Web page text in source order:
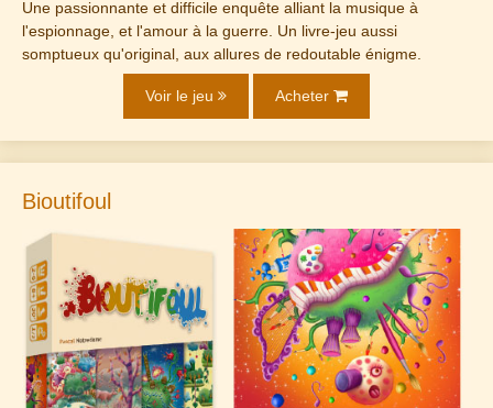
Une passionnante et difficile enquête alliant la musique à
l'espionnage, et l'amour à la guerre. Un livre-jeu aussi
somptueux qu'original, aux allures de redoutable énigme.
Voir le jeu Acheter
Bioutifoul